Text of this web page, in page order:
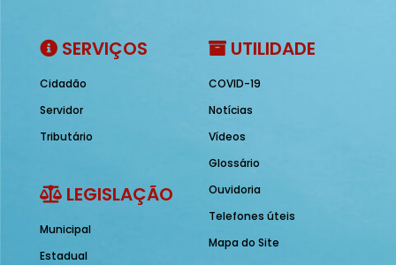
SERVIÇOS
Cidadão
Servidor
Tributário
LEGISLAÇÃO
Municipal
Estadual
UTILIDADE
COVID-19
Notícias
Vídeos
Glossário
Ouvidoria
Telefones úteis
Mapa do Site